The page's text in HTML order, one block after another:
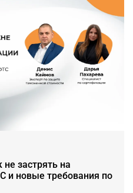
застрять на
и новые требования по